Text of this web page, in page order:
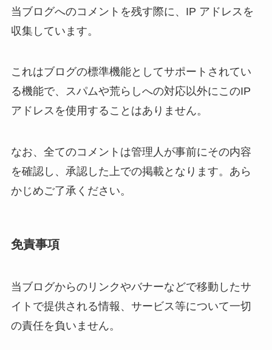
当ブログへのコメントを残す際に、IP アドレスを
収集しています。
これはブログの標準機能としてサポートされてい
る機能で、スパムや荒らしへの対応以外にこのIP
アドレスを使用することはありません。
なお、全てのコメントは管理人が事前にその内容
を確認し、承認した上での掲載となります。あら
かじめご了承ください。
免責事項
当ブログからのリンクやバナーなどで移動したサ
イトで提供される情報、サービス等について一切
の責任を負いません。